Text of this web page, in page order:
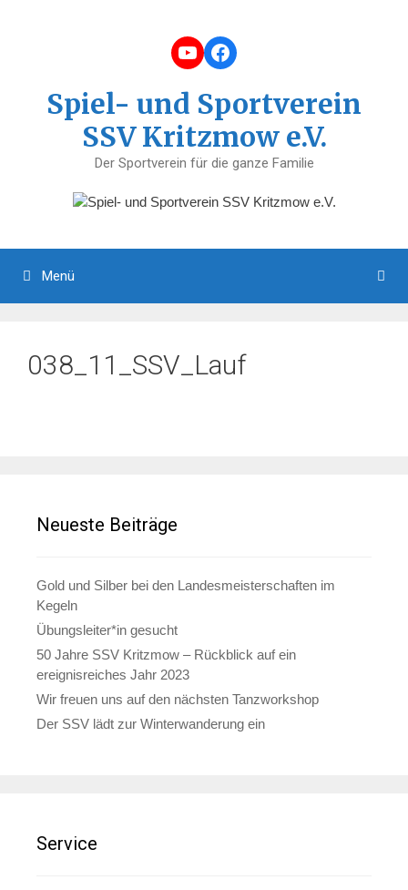
YouTube
Facebook
Spiel- und Sportverein
SSV Kritzmow e.V.
Der Sportverein für die ganze Familie
Menü
038_11_SSV_Lauf
Neueste Beiträge
Gold und Silber bei den Landesmeisterschaften im
Kegeln
Übungsleiter*in gesucht
50 Jahre SSV Kritzmow – Rückblick auf ein
ereignisreiches Jahr 2023
Wir freuen uns auf den nächsten Tanzworkshop
Der SSV lädt zur Winterwanderung ein
Service